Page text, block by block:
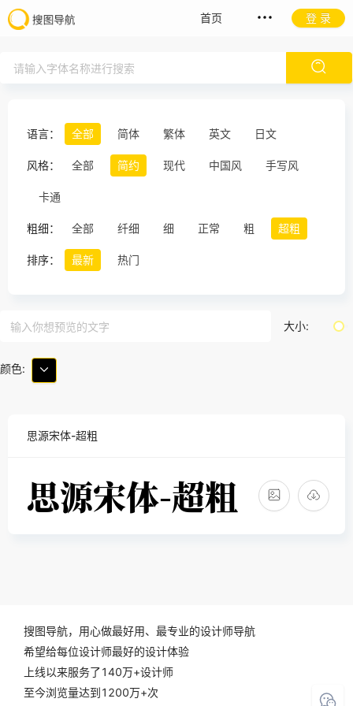
首页 登 录
语言： 全部 简体 繁体 英文 日文
风格： 全部 简约 现代 中国风 手写风
卡通
粗细： 全部 纤细 细 正常 粗 超粗
排序： 最新 热门
大小:
颜色:
思源宋体-超粗
搜图导航，用心做最好用、最专业的设计师导航
希望给每位设计师最好的设计体验
上线以来服务了140万+设计师
至今浏览量达到1200万+次